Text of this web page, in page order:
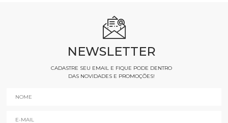
NEWSLETTER
CADASTRE SEU EMAIL E FIQUE PODE DENTRO
DAS NOVIDADES E PROMOÇÕES!